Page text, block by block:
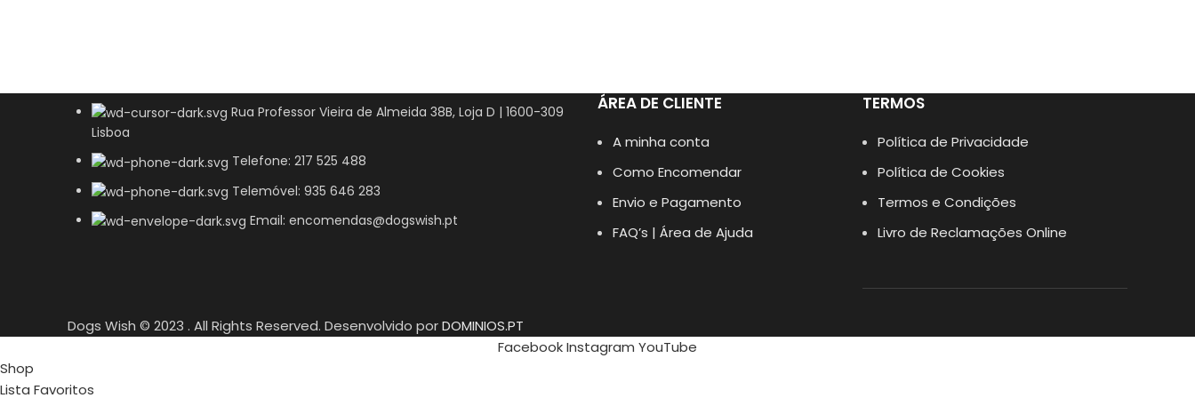
Rua Professor Vieira de Almeida 38B, Loja D | 1600-309
Lisboa
Telefone: 217 525 488
Telemóvel: 935 646 283
Email: encomendas@dogswish.pt
ÁREA DE CLIENTE
A minha conta
Como Encomendar
Envio e Pagamento
FAQ’s | Área de Ajuda
TERMOS
Política de Privacidade
Política de Cookies
Termos e Condições
Livro de Reclamações Online
Dogs Wish © 2023 . All Rights Reserved. Desenvolvido porDOMINIOS.PT
FacebookInstagram YouTube
Shop
Lista Favoritos